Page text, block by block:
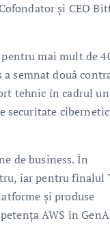
și CEO
mai mult de
semnat două
tehnic în cadrul
securitate
de business. În
iar pentru finalul
și produse
AWS în